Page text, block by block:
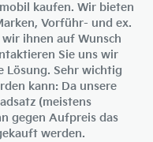
kaufen. Wir bieten
Vorführ- und ex.
ihnen auf Wunsch
Sie uns wir
Lösung. Sehr wichtig
kann: Da unsere
(meistens
gegen Aufpreis das
werden.